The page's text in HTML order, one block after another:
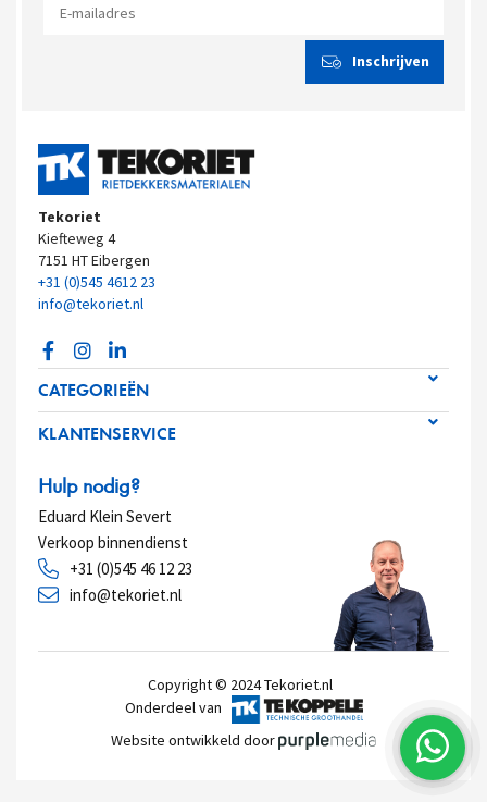
Tekoriet
Kiefteweg 4
7151 HT Eibergen
+31 (0)545 4612 23
info@tekoriet.nl
CATEGORIEËN
KLANTENSERVICE
Hulp nodig?
Eduard Klein Severt
Verkoop binnendienst
+31 (0)545 46 12 23
info@tekoriet.nl
Copyright © 2024Tekoriet.nl
Onderdeel van
Website ontwikkeld door